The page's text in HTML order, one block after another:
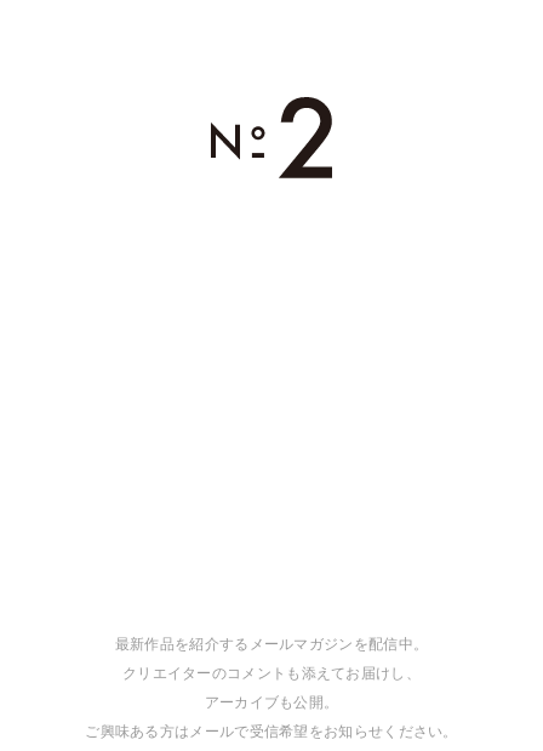
最新作品を紹介するメールマガジンを配信中。
クリエイターのコメントも添えてお届けし、
アーカイブも公開。
ご興味ある方はメールで受信希望をお知らせください。